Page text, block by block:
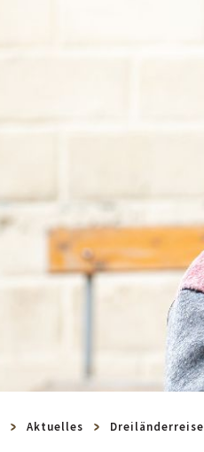
Aktuelles Dreiländerreise